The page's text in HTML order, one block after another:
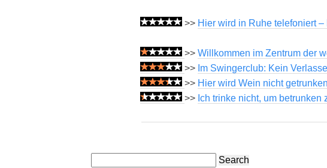
>> Hier wird in Ruhe telefoniert
>> Willkommen im Zentrum der
>> Im Swingerclub: Kein
>> Hier wird Wein nicht
>> Ich trinke nicht, um
Search